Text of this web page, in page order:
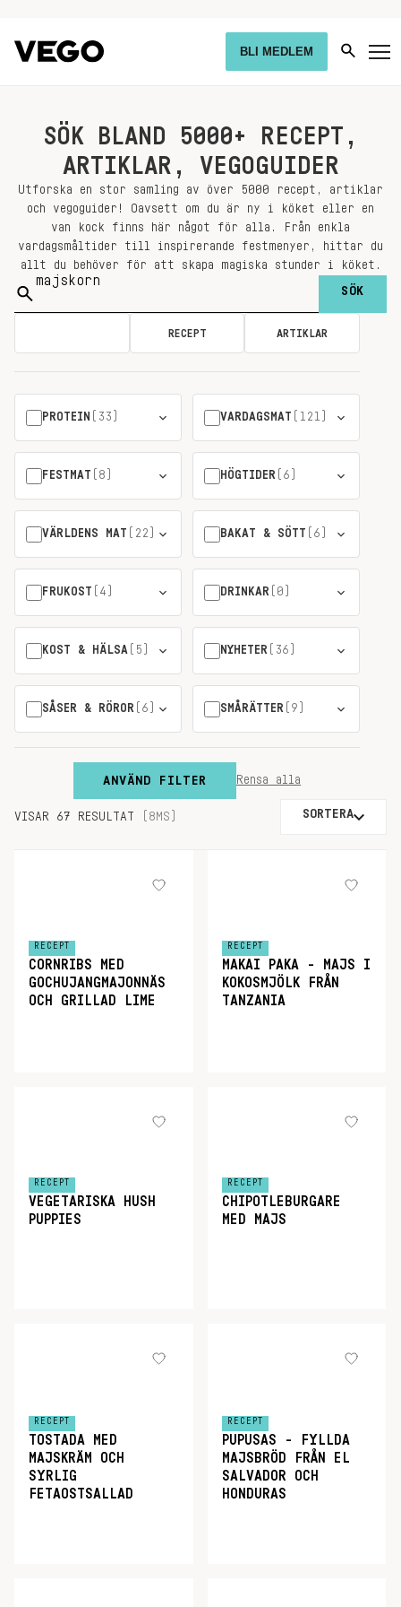
BLI MEDLEM
SÖK BLAND 5000+ RECEPT,
ARTIKLAR, VEGOGUIDER
Utforska en stor samling av över 5000 recept, artiklar
och vegoguider! Oavsett om du är ny i köket eller en
van kock finns här något för alla. Från enkla
vardagsmåltider till inspirerande festmenyer, hittar du
allt du behöver för att skapa magiska stunder i köket.
Sök
på:
RECEPT ARTIKLAR
PROTEIN (33) VARDAGSMAT (121)
FESTMAT (8) HÖGTIDER (6)
VÄRLDENS MAT (22) BAKAT & SÖTT (6)
FRUKOST (4) DRINKAR (0)
KOST & HÄLSA (5) NYHETER (36)
SÅSER & RÖROR (6) SMÅRÄTTER (9)
ANVÄND FILTER Rensa alla
VISAR 67 RESULTAT (8MS) SORTERA
RECEPT
CORNRIBS MED
GOCHUJANGMAJONNÄS
OCH GRILLAD LIME
RECEPT
MAKAI PAKA - MAJS I
KOKOSMJÖLK FRÅN
TANZANIA
RECEPT
VEGETARISKA HUSH
PUPPIES
RECEPT
CHIPOTLEBURGARE
MED MAJS
RECEPT
TOSTADA MED
MAJSKRÄM OCH
SYRLIG
FETAOSTSALLAD
RECEPT
PUPUSAS - FYLLDA
MAJSBRÖD FRÅN EL
SALVADOR OCH
HONDURAS